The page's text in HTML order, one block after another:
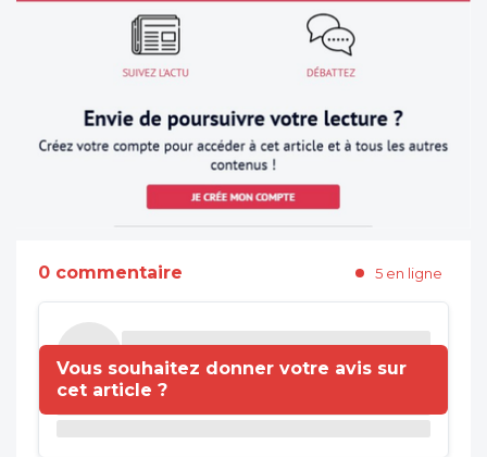
0 commentaire 5 en ligne
Vous souhaitez donner votre avis sur
cet article ?